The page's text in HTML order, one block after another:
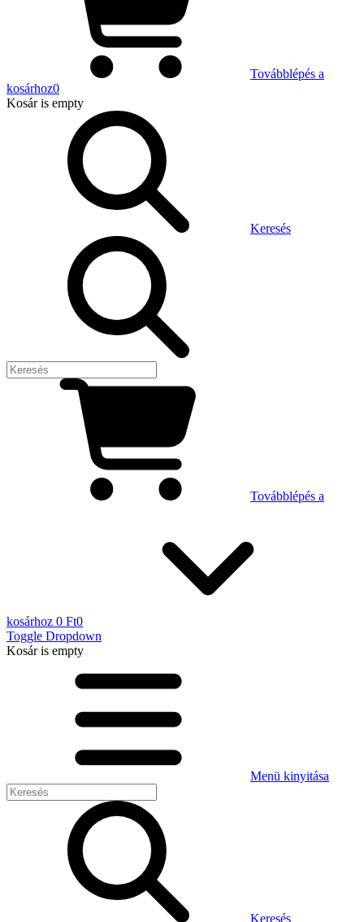
Továbblépés a
kosárhoz0
Kosáris empty
Keresés
Továbblépés a
kosárhoz 0 Ft0
Toggle Dropdown
Kosáris empty
Menü kinyitása
Keresés